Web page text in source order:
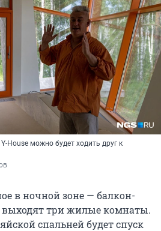
House можно будет ходить друг к
в ночной зоне — балкон-
выходят три жилые комнаты.
спальней будет спуск